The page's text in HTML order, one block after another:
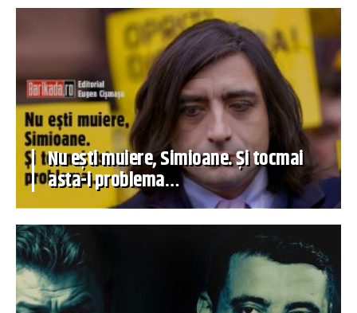
Nu ești muiere, Simioane. Și tocmai
asta-i problema…